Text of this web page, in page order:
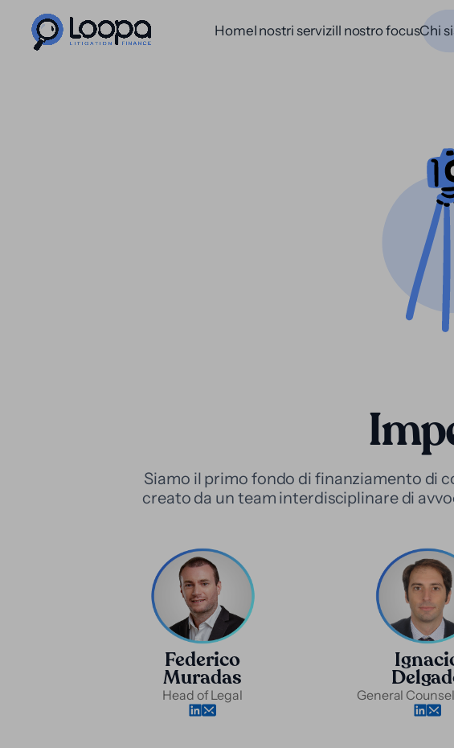
HomeI nostri serviziIl nostro focusChi
Siamo il primo fondo di finanziamento di
creato da un team interdisciplinare di
Federico
Muradas
Head of Legal General